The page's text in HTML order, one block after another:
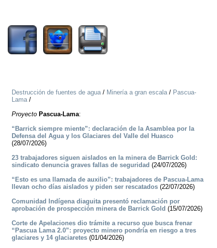
Destrucción de fuentes de agua/ Minería a gran escala/ Pascua-
Lama/
Proyecto Pascua-Lama:
“Barrick siempre miente”: declaración de la Asamblea por la
Defensa del Agua y los Glaciares del Valle del Huasco
(28/07/2026)
23 trabajadores siguen aislados en la minera de Barrick Gold:
sindicato denuncia graves fallas de seguridad (24/07/2026)
“Esto es una llamada de auxilio”: trabajadores de Pascua-Lama
llevan ocho días aislados y piden ser rescatados (22/07/2026)
Comunidad Indígena diaguita presentó reclamación por
aprobación de prospección minera de Barrick Gold (15/07/2026)
Corte de Apelaciones dio trámite a recurso que busca frenar
“Pascua Lama 2.0”: proyecto minero pondría en riesgo a tres
glaciares y 14 glaciaretes (01/04/2026)